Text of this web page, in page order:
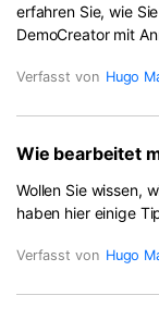
erfahren Sie, wie
DemoCreator mit
Verfasst von Hugo
Wie bearbeitet
Wollen Sie wissen,
haben hier einige
Verfasst von Hugo